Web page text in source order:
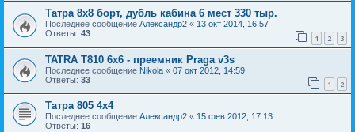
Татра 8х8 борт, дубль кабина 6 мест 330 тыр.
Последнее сообщение Александр2 « 13 окт 2014, 16:57
Ответы: 43 1 2 3
TATRA T810 6x6 - преемник Praga v3s
Последнее сообщение Nikola « 07 окт 2012, 14:59
Ответы: 33 1 2
Татра 805 4х4
Последнее сообщение Александр2 « 15 фев 2012, 17:13
Ответы: 16